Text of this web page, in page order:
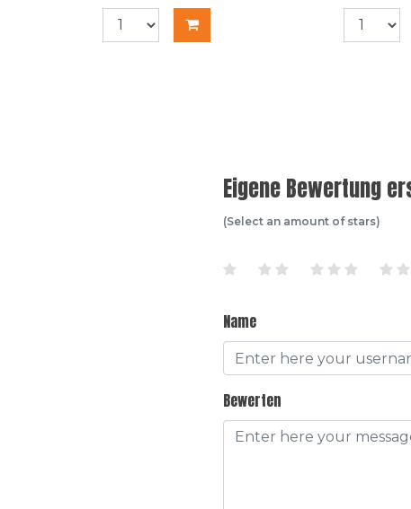
Eigene Bewertung
(Select an amount of stars)
Name
Bewerten